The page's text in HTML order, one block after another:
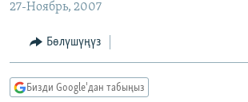
МАДАНИЯТ
ТВ ПРОГРАММАЛАР
БҮГҮН АЗАТТЫКТА
ПОДКАСТ
27-Ноябрь, 2007
Бөлүшүңүз
Бизди Google'дан табыңыз